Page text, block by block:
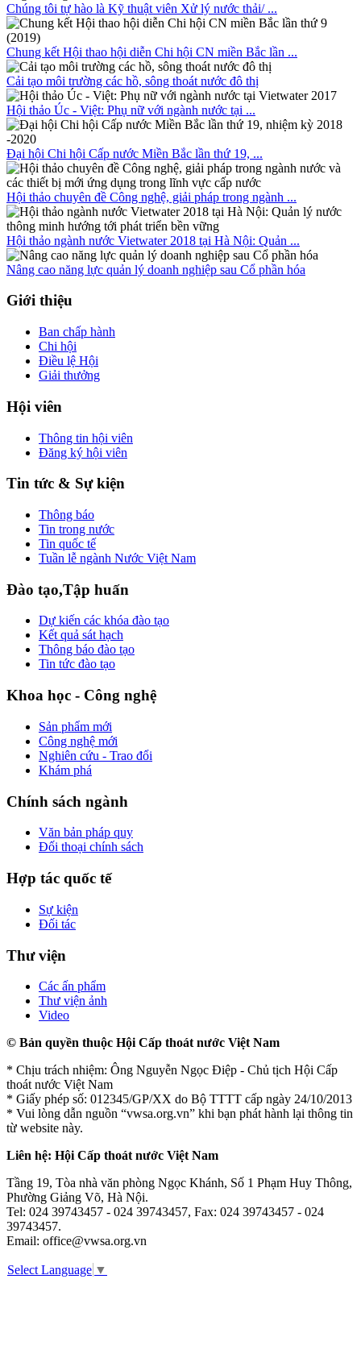
Chúng tôi tự hào là Kỹ thuật viên Xử lý nước thải/ ...
Chung kết Hội thao hội diễn Chi hội CN miền Bắc lần ...
Cải tạo môi trường các hồ, sông thoát nước đô thị
Hội thảo Úc - Việt: Phụ nữ với ngành nước tại ...
Đại hội Chi hội Cấp nước Miền Bắc lần thứ 19, ...
Hội thảo chuyên đề Công nghệ, giải pháp trong ngành ...
Hội thảo ngành nước Vietwater 2018 tại Hà Nội: Quản ...
Nâng cao năng lực quản lý doanh nghiệp sau Cổ phần hóa
Giới thiệu
Ban chấp hành
Chi hội
Điều lệ Hội
Giải thưởng
Hội viên
Thông tin hội viên
Đăng ký hội viên
Tin tức & Sự kiện
Thông báo
Tin trong nước
Tin quốc tế
Tuần lễ ngành Nước Việt Nam
Đào tạo,Tập huấn
Dự kiến các khóa đào tạo
Kết quả sát hạch
Thông báo đào tạo
Tin tức đào tạo
Khoa học - Công nghệ
Sản phẩm mới
Công nghệ mới
Nghiên cứu - Trao đổi
Khám phá
Chính sách ngành
Văn bản pháp quy
Đối thoại chính sách
Hợp tác quốc tế
Sự kiện
Đối tác
Thư viện
Các ấn phẩm
Thư viện ảnh
Video
© Bản quyền thuộc Hội Cấp thoát nước Việt Nam
* Chịu trách nhiệm: Ông Nguyễn Ngọc Điệp - Chủ tịch Hội Cấp
thoát nước Việt Nam
* Giấy phép số: 012345/GP/XX do Bộ TTTT cấp ngày 24/10/2013
* Vui lòng dẫn nguồn “vwsa.org.vn” khi bạn phát hành lại thông tin
từ website này.
Liên hệ: Hội Cấp thoát nước Việt Nam
Tầng 19, Tòa nhà văn phòng Ngọc Khánh, Số 1 Phạm Huy Thông,
Phường Giảng Võ, Hà Nội.
Tel: 024 39743457 - 024 39743457, Fax: 024 39743457 - 024
39743457.
Email: office@vwsa.org.vn
Select Language ▼